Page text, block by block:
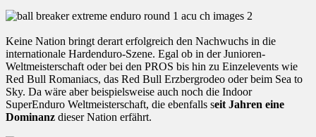
Keine Nation bringt derart erfolgreich den Nachwuchs in die
internationale Hardenduro-Szene. Egal ob in der Junioren-
Weltmeisterschaft oder bei den PROS bis hin zu Einzelevents wie
Red Bull Romaniacs, das Red Bull Erzbergrodeo oder beim Sea to
Sky. Da wäre aber beispielsweise auch noch die Indoor
SuperEnduro Weltmeisterschaft, die ebenfalls seit Jahren eine
Dominanz dieser Nation erfährt.